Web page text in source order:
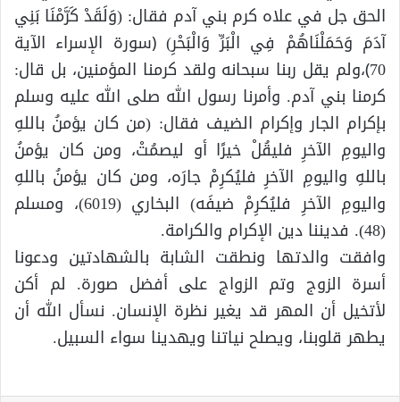
الحق جل في علاه كرم بني آدم فقال: (وَلَقَدْ كَرَّمْنَا بَنِي
آدَمَ وَحَمَلْنَاهُمْ فِي الْبَرِّ وَالْبَحْرِ) ﴿سورة الإسراء الآية
70﴾،ولم يقل ربنا سبحانه ولقد كرمنا المؤمنين، بل قال:
كرمنا بني آدم. وأمرنا رسول الله صلى الله عليه وسلم
بإكرام الجار وإكرام الضيف فقال: (من كان يؤمنُ باللهِ
واليومِ الآخرِ فليقُلْ خيرًا أو ليصمُتْ، ومن كان يؤمنُ
باللهِ واليومِ الآخرِ فليُكرِمْ جارَه، ومن كان يؤمنُ باللهِ
واليومِ الآخرِ فليُكرِمْ ضيفَه) البخاري (6019)، ومسلم
(48). فديننا دين الإكرام والكرامة.
وافقت والدتها ونطقت الشابة بالشهادتين ودعونا
أسرة الزوج وتم الزواج على أفضل صورة. لم أكن
لأتخيل أن المهر قد يغير نظرة الإنسان. نسأل الله أن
يطهر قلوبنا، ويصلح نياتنا ويهدينا سواء السبيل.